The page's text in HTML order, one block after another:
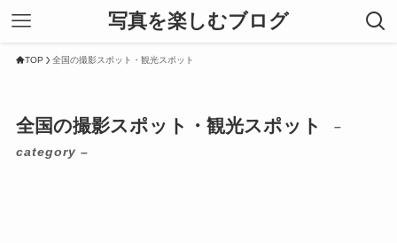
写真を楽しむブログ
TOP 全国の撮影スポット・観光スポット
全国の撮影スポット・観光スポット
–
category –